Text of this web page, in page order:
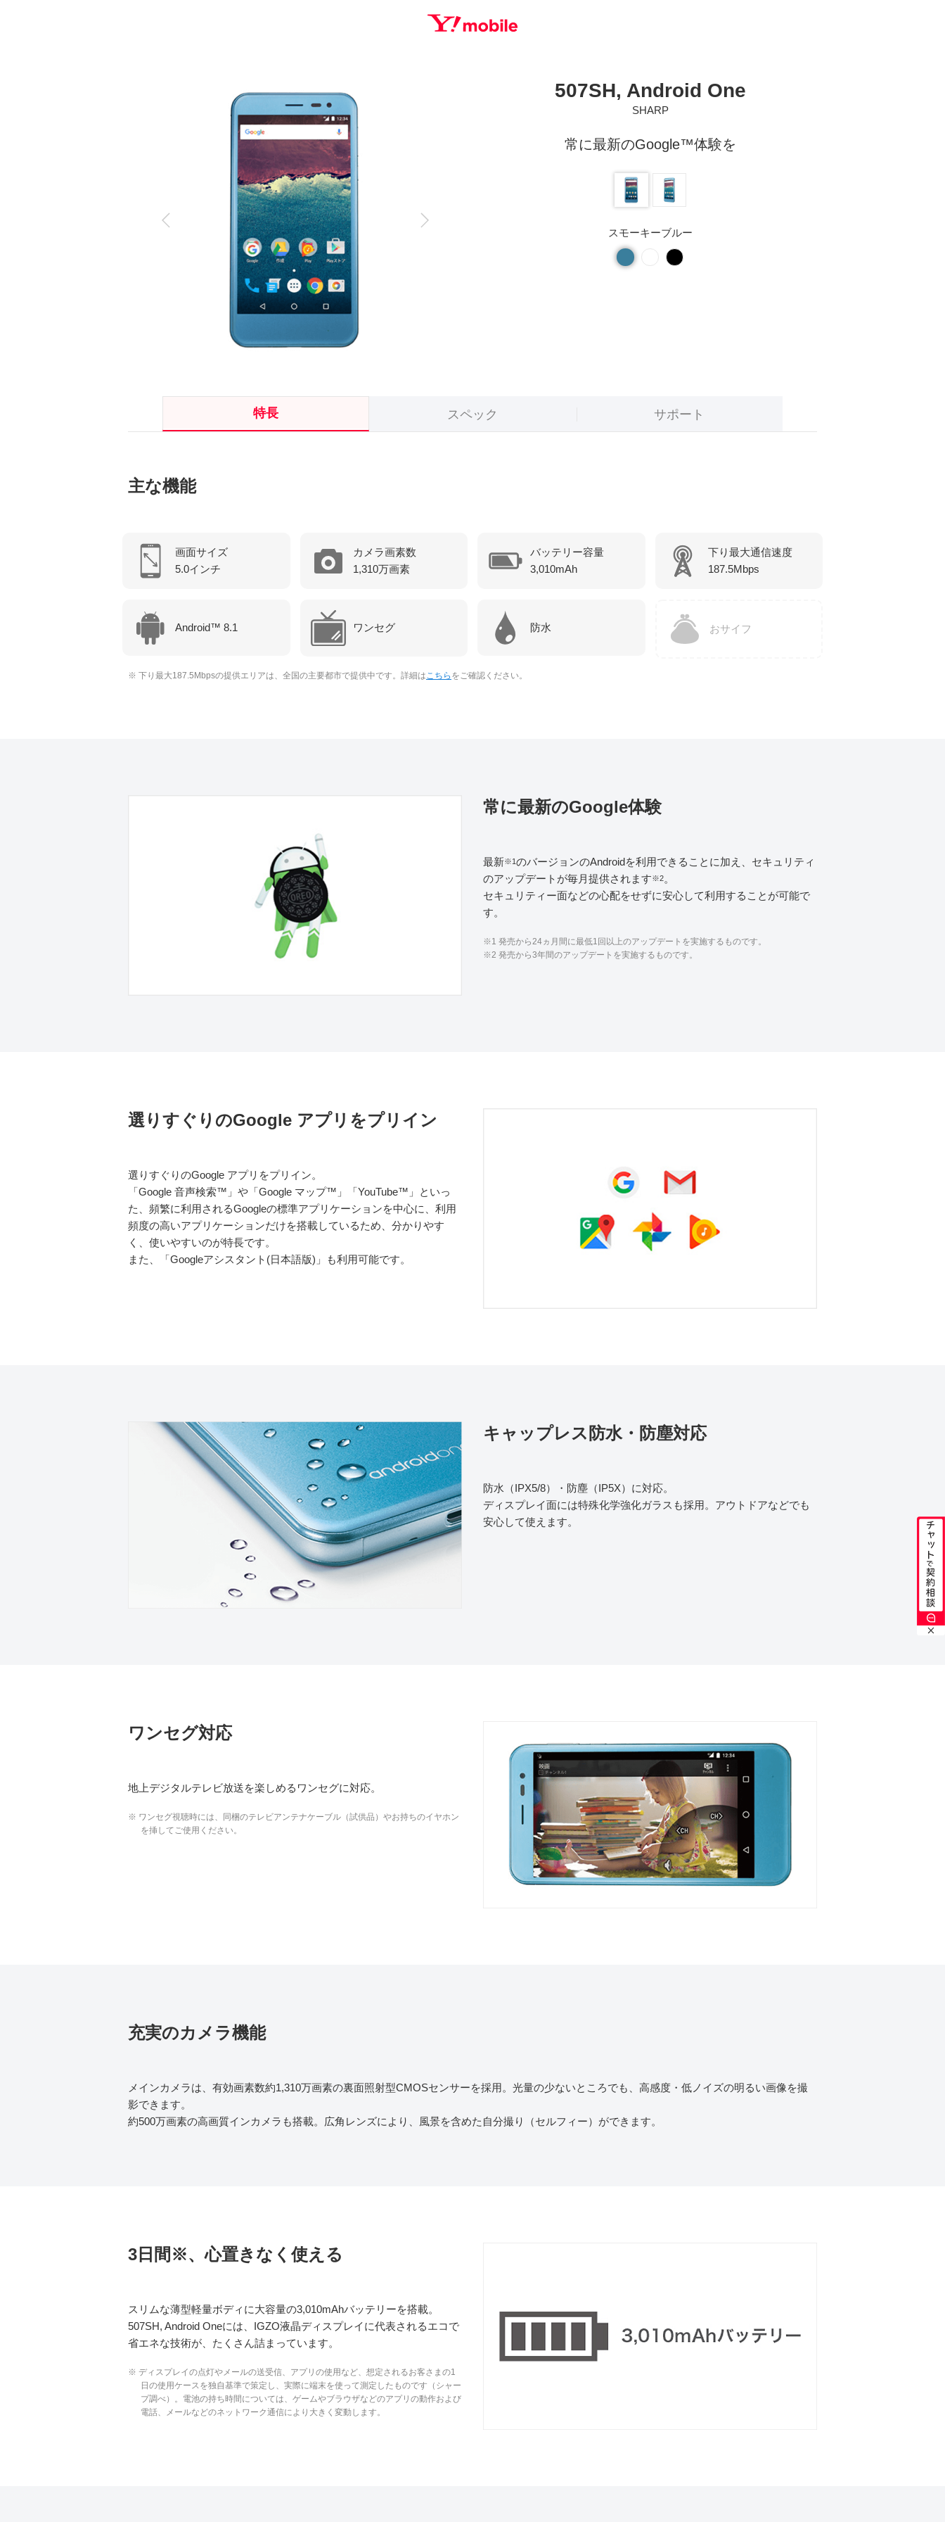
507SH, Android One
SHARP
常に最新のGoogle™体験を
スモーキーブルー
特長 スペック サポート
主な機能
画面サイズ
5.0インチ
カメラ画素数
1,310万画素
バッテリー容量
3,010mAh
下り最大通信速度
187.5Mbps
Android™ 8.1 ワンセグ 防水 おサイフ
※ 下り最大187.5Mbpsの提供エリアは、全国の主要都市で提供中です。詳細はこちら をご確認ください。
常に最新のGoogle体験
最新※1のバージョンのAndroidを利用できることに加え、セキュリティ
のアップデートが毎月提供されます※2。
セキュリティー面などの心配をせずに安心して利用することが可能で
す。
※1 発売から24ヵ月間に最低1回以上のアップデートを実施するものです。
※2 発売から3年間のアップデートを実施するものです。
選りすぐりのGoogle アプリをプリイン
選りすぐりのGoogle アプリをプリイン。
「Google 音声検索™」や「Google マップ™」「YouTube™」といっ
た、頻繁に利用されるGoogleの標準アプリケーションを中心に、利用
頻度の高いアプリケーションだけを搭載しているため、分かりやす
く、使いやすいのが特長です。
また、「Googleアシスタント(日本語版)」も利用可能です。
キャップレス防水・防塵対応
防水（IPX5/8）・防塵（IP5X）に対応。
ディスプレイ面には特殊化学強化ガラスも採用。アウトドアなどでも
安心して使えます。
ワンセグ対応
地上デジタルテレビ放送を楽しめるワンセグに対応。
※ ワンセグ視聴時には、同梱のテレビアンテナケーブル（試供品）やお持ちのイヤホン
を挿してご使用ください。
充実のカメラ機能
メインカメラは、有効画素数約1,310万画素の裏面照射型CMOSセンサーを採用。光量の少ないところでも、高感度・低ノイズの明るい画像を撮
影できます。
約500万画素の高画質インカメラも搭載。広角レンズにより、風景を含めた自分撮り（セルフィー）ができます。
3日間※、心置きなく使える
スリムな薄型軽量ボディに大容量の3,010mAhバッテリーを搭載。
507SH, Android Oneには、IGZO液晶ディスプレイに代表されるエコで
省エネな技術が、たくさん詰まっています。
※ ディスプレイの点灯やメールの送受信、アプリの使用など、想定されるお客さまの1
日の使用ケースを独自基準で策定し、実際に端末を使って測定したものです（シャー
プ調べ）。電池の持ち時間については、ゲームやブラウザなどのアプリの動作および
電話、メールなどのネットワーク通信により大きく変動します。